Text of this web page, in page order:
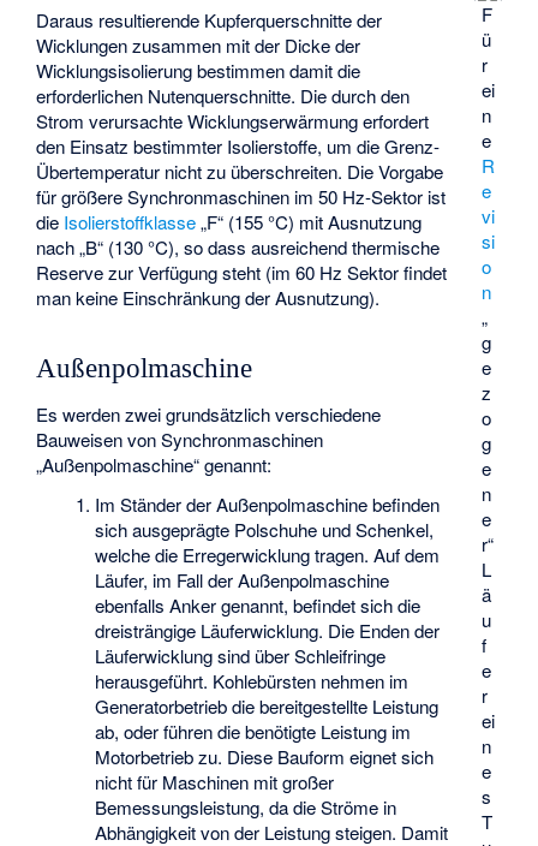
F
ü
r
ei
n
e
R
e
vi
si
o
n
„
g
e
z
o
g
e
n
e
r“
L
ä
u
f
e
r
ei
n
e
s
T
Daraus resultierende Kupferquerschnitte der
Wicklungen zusammen mit der Dicke der
Wicklungsisolierung bestimmen damit die
erforderlichen Nutenquerschnitte. Die durch den
Strom verursachte Wicklungserwärmung erfordert
den Einsatz bestimmter Isolierstoffe, um die Grenz-
Übertemperatur nicht zu überschreiten. Die Vorgabe
für größere Synchronmaschinen im 50 Hz-Sektor ist
die Isolierstoffklasse„F“ (155 °C) mit Ausnutzung
nach „B“ (130 °C), so dass ausreichend thermische
Reserve zur Verfügung steht (im 60 Hz Sektor findet
man keine Einschränkung der Ausnutzung).
Außenpolmaschine
Es werden zwei grundsätzlich verschiedene
Bauweisen von Synchronmaschinen
„Außenpolmaschine“ genannt:
Im Ständer der Außenpolmaschine befinden
sich ausgeprägte Polschuhe und Schenkel,
welche die Erregerwicklung tragen. Auf dem
Läufer, im Fall der Außenpolmaschine
ebenfalls Anker genannt, befindet sich die
dreisträngige Läuferwicklung. Die Enden der
Läuferwicklung sind über Schleifringe
herausgeführt. Kohlebürsten nehmen im
Generatorbetrieb die bereitgestellte Leistung
ab, oder führen die benötigte Leistung im
Motorbetrieb zu. Diese Bauform eignet sich
nicht für Maschinen mit großer
Bemessungsleistung, da die Ströme in
Abhängigkeit von der Leistung steigen. Damit